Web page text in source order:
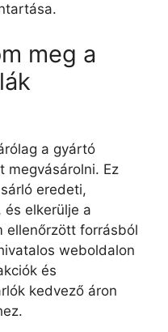
meg a
a gyártó
megvásárolni. Ez
eredeti,
és elkerülje a
ellenőrzött forrásból
weboldalon
és
kedvező áron